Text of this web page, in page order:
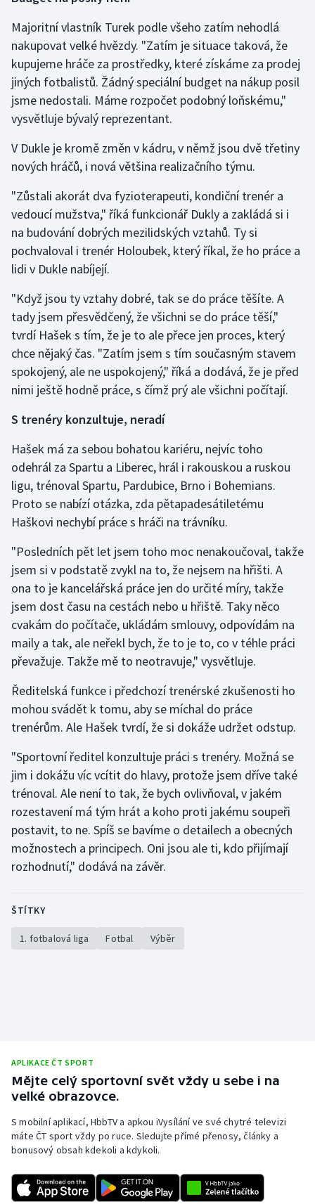
Majoritní vlastník Turek podle všeho zatím nehodlá
nakupovat velké hvězdy. "Zatím je situace taková, že
kupujeme hráče za prostředky, které získáme za prodej
jiných fotbalistů. Žádný speciální budget na nákup posil
jsme nedostali. Máme rozpočet podobný loňskému,"
vysvětluje bývalý reprezentant.
V Dukle je kromě změn v kádru, v němž jsou dvě třetiny
nových hráčů, i nová většina realizačního týmu.
"Zůstali akorát dva fyzioterapeuti, kondiční trenér a
vedoucí mužstva," říká funkcionář Dukly a zakládá si i
na budování dobrých mezilidských vztahů. Ty si
pochvaloval i trenér Holoubek, který říkal, že ho práce a
lidi v Dukle nabíjejí.
"Když jsou ty vztahy dobré, tak se do práce těšíte. A
tady jsem přesvědčený, že všichni se do práce těší,"
tvrdí Hašek s tím, že je to ale přece jen proces, který
chce nějaký čas. "Zatím jsem s tím současným stavem
spokojený, ale ne uspokojený," říká a dodává, že je před
nimi ještě hodně práce, s čímž prý ale všichni počítají.
S trenéry konzultuje, neradí
Hašek má za sebou bohatou kariéru, nejvíc toho
odehrál za Spartu a Liberec, hrál i rakouskou a ruskou
ligu, trénoval Spartu, Pardubice, Brno i Bohemians.
Proto se nabízí otázka, zda pětapadesátiletému
Haškovi nechybí práce s hráči na trávníku.
"Posledních pět let jsem toho moc nenakoučoval, takže
jsem si v podstatě zvykl na to, že nejsem na hřišti. A
ona to je kancelářská práce jen do určité míry, takže
jsem dost času na cestách nebo u hřiště. Taky něco
cvakám do počítače, ukládám smlouvy, odpovídám na
maily a tak, ale neřekl bych, že to je to, co v téhle práci
převažuje. Takže mě to neotravuje," vysvětluje.
Ředitelská funkce i předchozí trenérské zkušenosti ho
mohou svádět k tomu, aby se míchal do práce
trenérům. Ale Hašek tvrdí, že si dokáže udržet odstup.
"Sportovní ředitel konzultuje práci s trenéry. Možná se
jim i dokážu víc vcítit do hlavy, protože jsem dříve také
trénoval. Ale není to tak, že bych ovlivňoval, v jakém
rozestavení má tým hrát a koho proti jakému soupeři
postavit, to ne. Spíš se bavíme o detailech a obecných
možnostech a principech. Oni jsou ale ti, kdo přijímají
rozhodnutí," dodává na závěr.
ŠTÍTKY
1. fotbalová liga Fotbal Výběr
APLIKACE ČT SPORT
Mějte celý sportovní svět vždy u sebe i na
velké obrazovce.
S mobilní aplikací, HbbTV a apkou iVysílání ve své chytré televizi
máte ČT sport vždy po ruce. Sledujte přímé přenosy, články a
bonusový obsah kdekoli a kdykoli.